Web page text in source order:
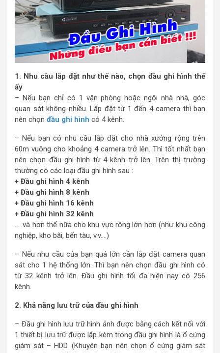
1. Nhu cầu lắp đặt như thế nào, chọn đầu ghi hình thế
ấy
– Nếu bạn chỉ có 1 văn phòng hoặc ngôi nhà nhà, góc
quan sát không nhiều. Lắp đặt từ 1 đến 4 camera thì bạn
nên chọn đầu ghi hình có 4 kênh.
– Nếu bạn có nhu cầu lắp đặt cho nhà xưởng rộng trên
60m vuông cho khoảng 4 camera trở lên. Thì tốt nhất bạn
nên chọn đầu ghi hình từ 4 kênh trở lên. Trên thị trường
thường có các loại đầu ghi hình sau :
+ Đầu ghi hình 4 kênh
+ Đầu ghi hình 8 kênh
+ Đầu ghi hình 16 kênh
+ Đầu ghi hình 32 kênh
…. và hơn thế nữa cho khu vực rộng lớn hơn (như khu công
nghiệp, kho bãi, bến tàu, v.v….)
– Nếu nhu cầu của bạn quá lớn cần lắp đặt camera quan
sát cho 1 hệ thống lớn. Thì bạn nên chọn đầu ghi hình có
từ 32 kênh trở lên. Đầu ghi hình tối đa hiện nay có 256
kênh.
2. Khả năng lưu trữ của đầu ghi hình
– Đầu ghi hình lưu trữ hình ảnh được bằng cách kết nối với
1 thiết bị lưu trữ được lắp kèm trong đầu ghi hình là ổ cứng
giám sát – HDD. (Khuyên bạn nên chọn ổ cứng giám sát